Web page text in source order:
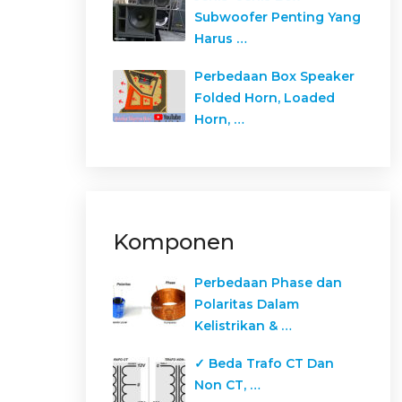
Subwoofer Penting Yang
Harus …
Perbedaan Box Speaker
Folded Horn, Loaded
Horn, …
Komponen
Perbedaan Phase dan
Polaritas Dalam
Kelistrikan & …
✓ Beda Trafo CT Dan
Non CT, …